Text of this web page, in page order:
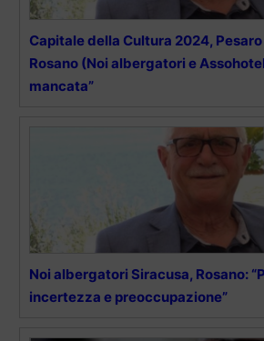
Capitale della Cultura 2024,
Rosano (Noi albergatori e
mancata”
Noi albergatori Siracusa, Rosano:
incertezza e preoccupazione”